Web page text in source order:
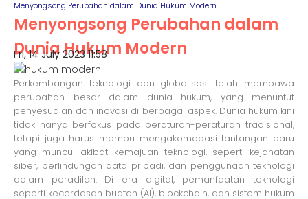
Menyongsong Perubahan dalam Dunia Hukum Modern
Menyongsong Perubahan dalam
Dunia Hukum Modern
Fri, 14 July 2023 11:58
Perkembangan teknologi dan globalisasi telah membawa
perubahan besar dalam dunia hukum, yang menuntut
penyesuaian dan inovasi di berbagai aspek. Dunia hukum kini
tidak hanya berfokus pada peraturan-peraturan tradisional,
tetapi juga harus mampu mengakomodasi tantangan baru
yang muncul akibat kemajuan teknologi, seperti kejahatan
siber, perlindungan data pribadi, dan penggunaan teknologi
dalam peradilan. Di era digital, pemanfaatan teknologi
seperti kecerdasan buatan (AI), blockchain, dan sistem hukum